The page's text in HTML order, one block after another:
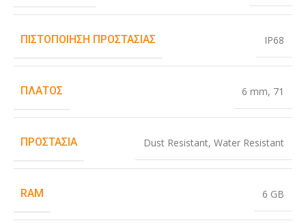
ΠΙΣΤΟΠΟΊΗΣΗ ΠΡΟΣΤΑΣΊΑΣ IP68
ΠΛΆΤΟΣ 6 mm, 71
ΠΡΟΣΤΑΣΊΑ Dust Resistant, Water Resistant
RAM 6 GB